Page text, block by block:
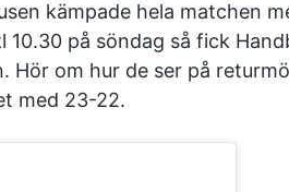
kämpade hela matchen
på söndag så fick
Hör om hur de ser på
med 23-22.